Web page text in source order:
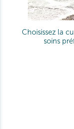
Choisissez la
soins